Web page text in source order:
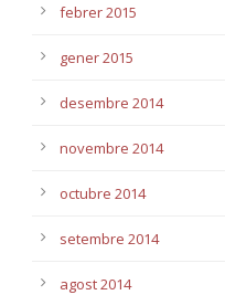
febrer 2015
gener 2015
desembre 2014
novembre 2014
octubre 2014
setembre 2014
agost 2014